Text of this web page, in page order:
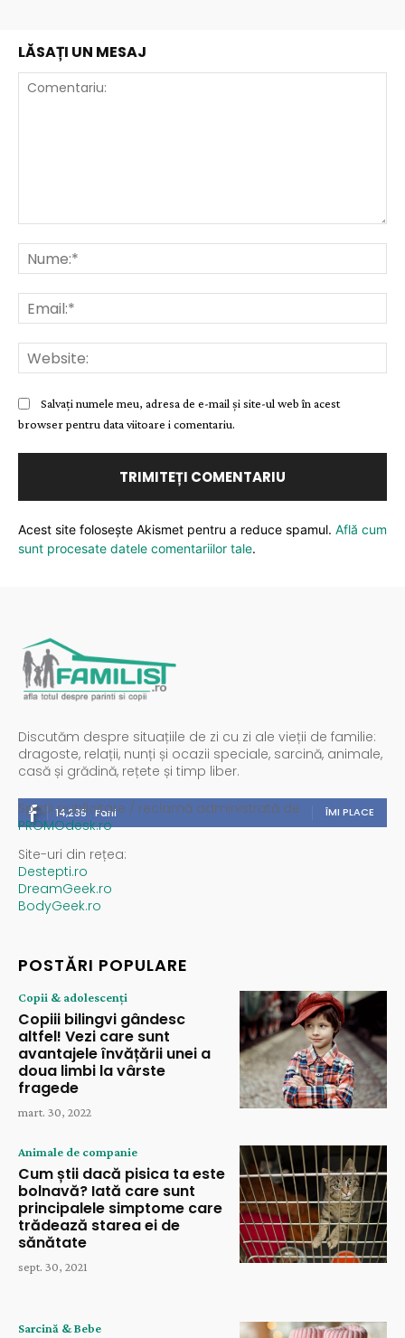
LĂSAȚI UN MESAJ
Salvați numele meu, adresa de e-mail și site-ul web în acest
browser pentru data viitoare i comentariu.
Acest site folosește Akismet pentru a reduce spamul. Află cum
sunt procesate datele comentariilor tale.
Discutăm despre situațiile de zi cu zi ale vieții de familie:
dragoste, relații, nunți și ocazii speciale, sarcină, animale,
casă și grădină, rețete și timp liber.
14,235 Fani ÎMI PLACE
Spații publicitare / reclamă administrată de
PROMOdesk.ro
Site-uri din rețea:
Destepti.ro
DreamGeek.ro
BodyGeek.ro
POSTĂRI POPULARE
Copii & adolescenți
Copiii bilingvi gândesc
altfel! Vezi care sunt
avantajele învățării unei a
doua limbi la vârste
fragede
mart. 30, 2022
Animale de companie
Cum știi dacă pisica ta este
bolnavă? Iată care sunt
principalele simptome care
trădează starea ei de
sănătate
sept. 30, 2021
Sarcină & Bebe